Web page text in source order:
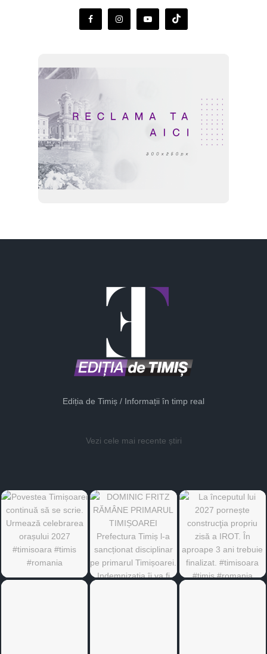
Ediția de Timiș / Informații în timp real
Vezi cele mai recente știri